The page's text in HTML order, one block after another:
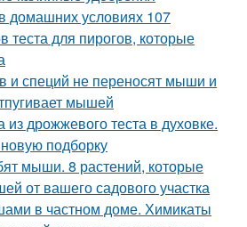
домашних условиях 107
теста для пирогов, которые
и специй не переносят мыши и
мышей
из дрожжевого теста в духовке.
подборку
мыши. 8 растений, которые
от вашего садового участка
в частном доме. Химикаты